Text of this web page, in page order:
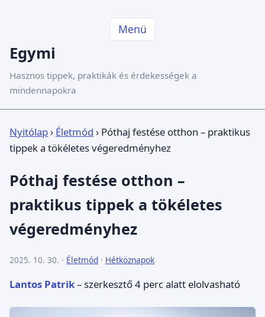
Menü
Egymi
Hasznos tippek, praktikák és érdekességek a
mindennapokra
Nyitólap› Életmód › Póthaj festése otthon – praktikus
tippek a tökéletes végeredményhez
Póthaj festése otthon –
praktikus tippek a tökéletes
végeredményhez
2025. 10. 30. · Életmód · Hétköznapok
Lantos Patrik– szerkesztő4 perc alatt elolvasható